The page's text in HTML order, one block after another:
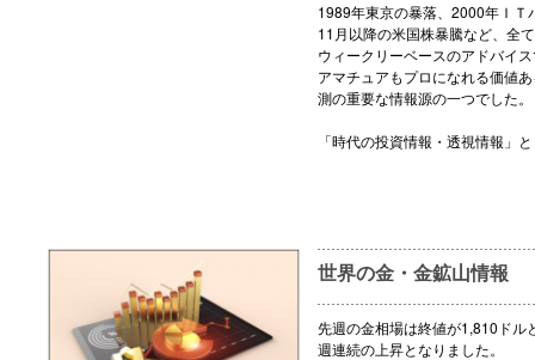
1989年東京の暴落、2000年Ｉ
11月以降の米国株暴騰など、全
ウィークリーベースのアドバイ
アマチュアもプロになれる価値
測の重要な情報源の一つでした。
「時代の投資情報・透視情報」
世界の金・金鉱山情報
先週の金相場は終値が1,810ドル
週連続の上昇となりました。